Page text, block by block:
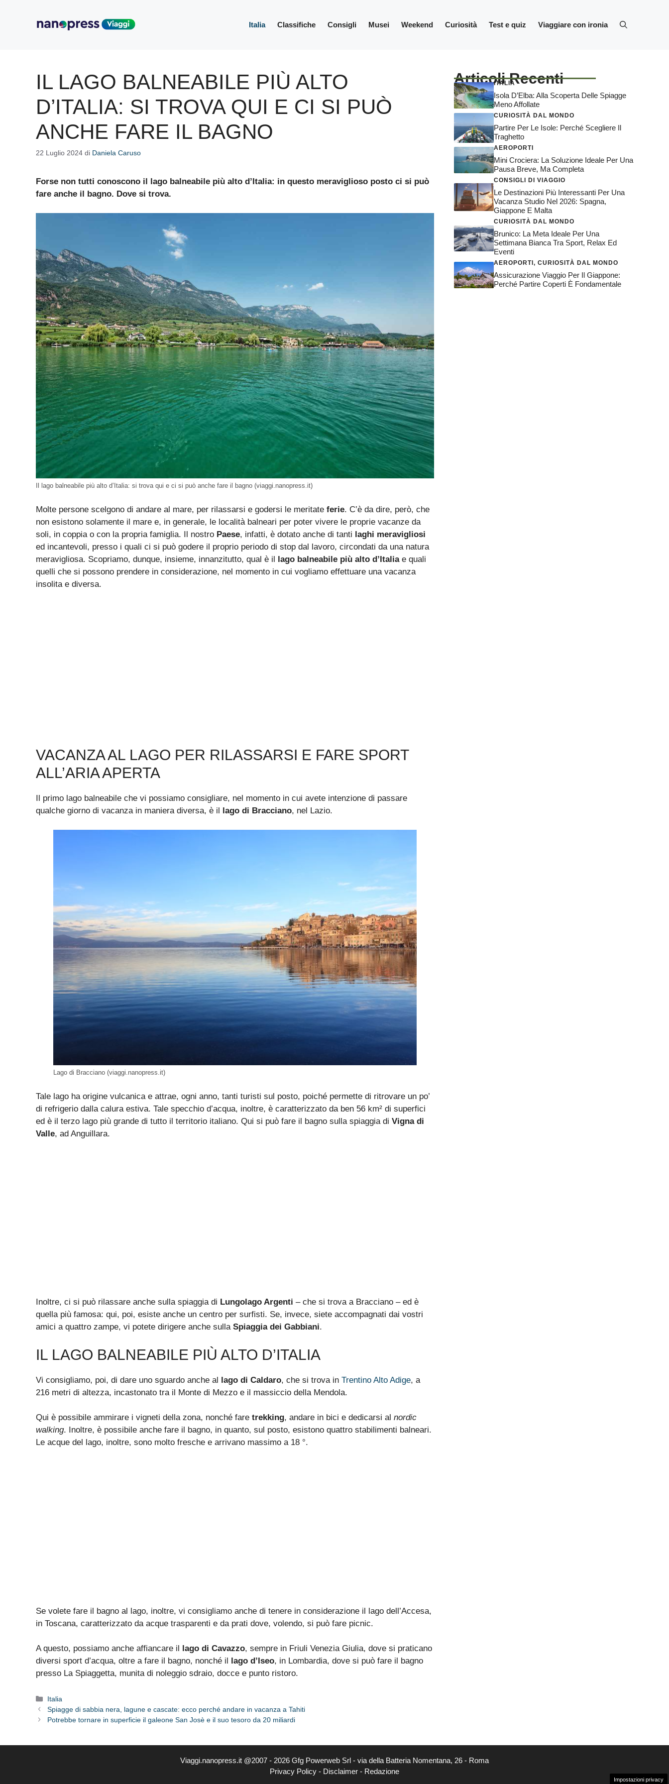
Italia Classifiche Consigli Musei Weekend Curiosità Test e quiz Viaggiare con ironia
IL LAGO BALNEABILE PIÙ ALTO
D’ITALIA: SI TROVA QUI E CI SI PUÒ
ANCHE FARE IL BAGNO
22 Luglio 2024 di Daniela Caruso
Forse non tutti conoscono il lago balneabile più alto d’Italia: in questo meraviglioso posto ci si può
fare anche il bagno. Dove si trova.
Il lago balneabile più alto d’Italia: si trova qui e ci si può anche fare il bagno (viaggi.nanopress.it)
Molte persone scelgono di andare al mare, per rilassarsi e godersi le meritate ferie. C’è da dire, però, che
non esistono solamente il mare e, in generale, le località balneari per poter vivere le proprie vacanze da
soli, in coppia o con la propria famiglia. Il nostro Paese, infatti, è dotato anche di tanti laghi meravigliosi
ed incantevoli, presso i quali ci si può godere il proprio periodo di stop dal lavoro, circondati da una natura
meravigliosa. Scopriamo, dunque, insieme, innanzitutto, qual è il lago balneabile più alto d’Italiae quali
quelli che si possono prendere in considerazione, nel momento in cui vogliamo effettuare una vacanza
insolita e diversa.
VACANZA AL LAGO PER RILASSARSI E FARE SPORT
ALL’ARIA APERTA
Il primo lago balneabile che vi possiamo consigliare, nel momento in cui avete intenzione di passare
qualche giorno di vacanza in maniera diversa, è il lago di Bracciano, nel Lazio.
Lago di Bracciano (viaggi.nanopress.it)
Tale lago ha origine vulcanica e attrae, ogni anno, tanti turisti sul posto, poiché permette di ritrovare un po’
di refrigerio dalla calura estiva. Tale specchio d’acqua, inoltre, è caratterizzato da ben 56 km² di superfici
ed è il terzo lago più grande di tutto il territorio italiano. Qui si può fare il bagno sulla spiaggia di Vigna di
Valle, ad Anguillara.
Inoltre, ci si può rilassare anche sulla spiaggia di Lungolago Argenti – che si trova a Bracciano – ed è
quella più famosa: qui, poi, esiste anche un centro per surfisti. Se, invece, siete accompagnati dai vostri
amici a quattro zampe, vi potete dirigere anche sulla Spiaggia dei Gabbiani.
IL LAGO BALNEABILE PIÙ ALTO D’ITALIA
Vi consigliamo, poi, di dare uno sguardo anche al lago di Caldaro, che si trova in Trentino Alto Adige, a
216 metri di altezza, incastonato tra il Monte di Mezzo e il massiccio della Mendola.
Qui è possibile ammirare i vigneti della zona, nonché fare trekking, andare in bici e dedicarsi al nordic
walking. Inoltre, è possibile anche fare il bagno, in quanto, sul posto, esistono quattro stabilimenti balneari.
Le acque del lago, inoltre, sono molto fresche e arrivano massimo a 18 °.
Se volete fare il bagno al lago, inoltre, vi consigliamo anche di tenere in considerazione il lago dell’Accesa,
in Toscana, caratterizzato da acque trasparenti e da prati dove, volendo, si può fare picnic.
A questo, possiamo anche affiancare il lago di Cavazzo, sempre in Friuli Venezia Giulia, dove si praticano
diversi sport d’acqua, oltre a fare il bagno, nonché il lago d’Iseo, in Lombardia, dove si può fare il bagno
presso La Spiaggetta, munita di noleggio sdraio, docce e punto ristoro.
Categorie
Italia
Spiagge di sabbia nera, lagune e cascate: ecco perché andare in vacanza a Tahiti
Potrebbe tornare in superficie il galeone San Josè e il suo tesoro da 20 miliardi
Articoli Recenti
ITALIA
Isola D’Elba: Alla Scoperta Delle Spiagge
Meno Affollate
CURIOSITÀ DAL MONDO
Partire Per Le Isole: Perché Scegliere Il
Traghetto
AEROPORTI
Mini Crociera: La Soluzione Ideale Per Una
Pausa Breve, Ma Completa
CONSIGLI DI VIAGGIO
Le Destinazioni Più Interessanti Per Una
Vacanza Studio Nel 2026: Spagna,
Giappone E Malta
CURIOSITÀ DAL MONDO
Brunico: La Meta Ideale Per Una
Settimana Bianca Tra Sport, Relax Ed
Eventi
AEROPORTI , CURIOSITÀ DAL MONDO
Assicurazione Viaggio Per Il Giappone:
Perché Partire Coperti È Fondamentale
Viaggi.nanopress.it @2007 - 2026 Gfg Powerweb Srl - via della Batteria Nomentana, 26 - Roma
Privacy Policy - Disclaimer - Redazione
Impostazioni privacy